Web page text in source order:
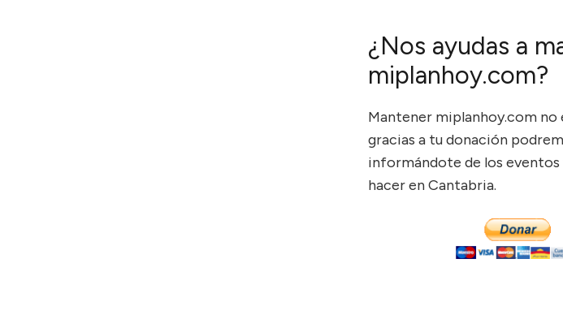
¿Nos ayudas a
miplanhoy.com?
Mantener miplanhoy.com no
gracias a tu donación
informándote de los eventos
hacer en Cantabria.